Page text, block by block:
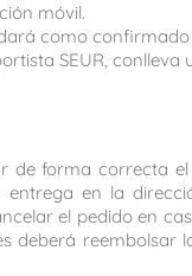
móvil.
como
SEUR,
de forma correcta
en la
el pedido en
deberá